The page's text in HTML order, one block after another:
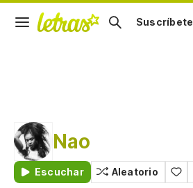
Suscríbete
Nao
Escuchar Aleatorio